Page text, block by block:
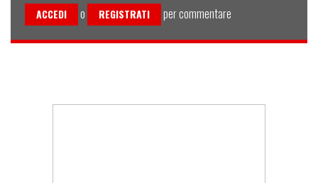
ACCEDI o REGISTRATI per commentare